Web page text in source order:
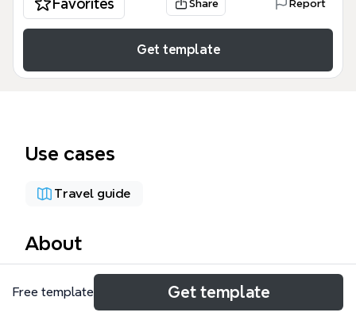
Favorites Share Report
Get template
Use cases
Travel guide
About
この「黄山旅行計画」テンプレートは、中国安徽省に
ある世界遺産・黄山への旅行を計画するための59ノ
Free template Get template